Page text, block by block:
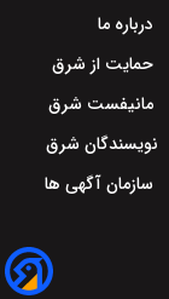
درباره ما
حمایت از شرق
مانیفست شرق
نویسندگان شرق
سازمان آگهی ها